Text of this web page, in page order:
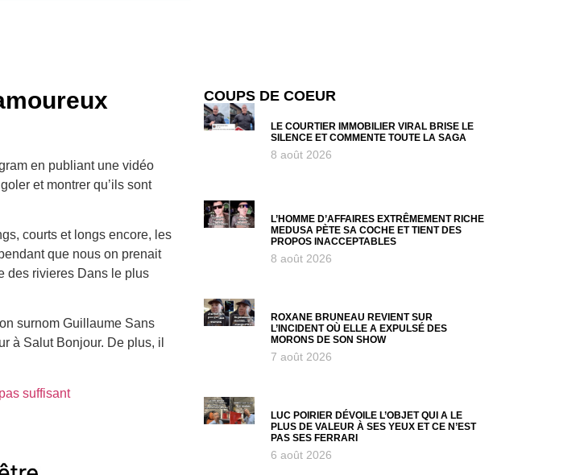
en publiant une vidéo
et montrer qu’ils sont
courts et longs encore, les
que nous on prenait
des rivieres Dans le plus
surnom Guillaume Sans
à Salut Bonjour. De plus, il
suffisant
COUPS DE COEUR
LE COURTIER IMMOBILIER VIRAL BRISE LE
SILENCE ET COMMENTE TOUTE LA SAGA
8 août 2026
L’HOMME D’AFFAIRES EXTRÊMEMENT RICHE
MEDUSA PÈTE SA COCHE ET TIENT DES
PROPOS INACCEPTABLES
8 août 2026
ROXANE BRUNEAU REVIENT SUR
L’INCIDENT OÙ ELLE A EXPULSÉ DES
MORONS DE SON SHOW
7 août 2026
LUC POIRIER DÉVOILE L’OBJET QUI A LE
PLUS DE VALEUR À SES YEUX ET CE N’EST
PAS SES FERRARI
6 août 2026